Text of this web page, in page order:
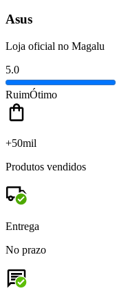
Asus
Loja oficial no Magalu
5.0
RuimÓtimo
+50mil
Produtos vendidos
Entrega
No prazo